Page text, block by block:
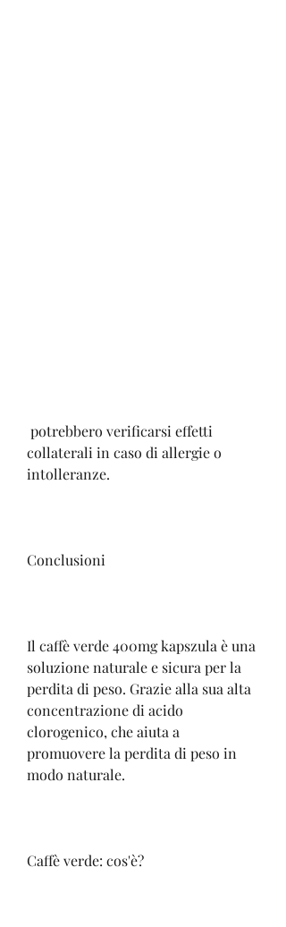
collaterali in caso di allergie o
intolleranze.
Conclusioni
Il caffè verde 400mg kapszula è una
soluzione naturale e sicura per la
perdita di peso. Grazie alla sua alta
concentrazione di acido
clorogenico, che aiuta a
promuovere la perdita di peso in
modo naturale.
Caffè verde: cos'è?